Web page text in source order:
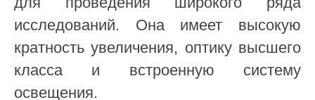
исследований. Она имеет высокую
кратность увеличения, оптику высшего
класса и встроенную систему
освещения.